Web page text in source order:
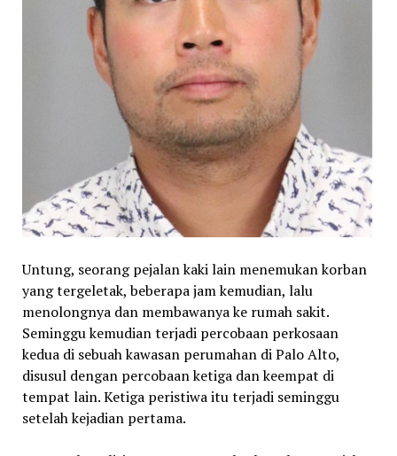
Untung, seorang pejalan kaki lain menemukan korban
yang tergeletak, beberapa jam kemudian, lalu
menolongnya dan membawanya ke rumah sakit.
Seminggu kemudian terjadi percobaan perkosaan
kedua di sebuah kawasan perumahan di Palo Alto,
disusul dengan percobaan ketiga dan keempat di
tempat lain. Ketiga peristiwa itu terjadi seminggu
setelah kejadian pertama.